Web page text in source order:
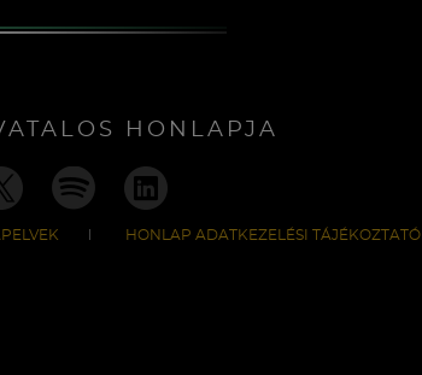
HONLAPJA
HONLAP ADATKEZELÉSI TÁJÉKOZTATÓ